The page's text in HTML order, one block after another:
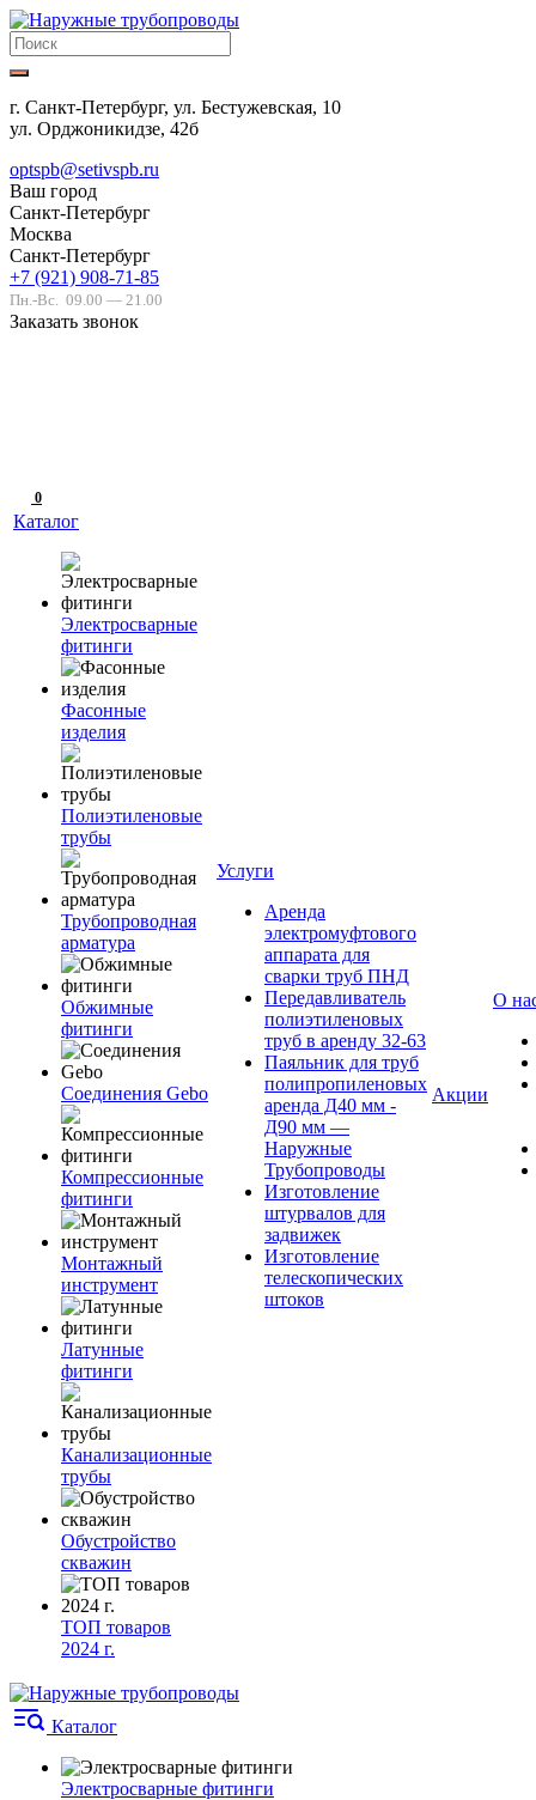
г. Санкт-Петербург, ул. Бестужевская, 10
ул. Орджоникидзе, 42б
optspb@setivspb.ru
Ваш город
Санкт-Петербург
Москва
Санкт-Петербург
+7 (921) 908-71-85
Пн.-Вс. 09.00 — 21.00
Заказать звонок
0
Каталог
Электросварные
фитинги
Фасонные
изделия
Полиэтиленовые
трубы
Трубопроводная
арматура
Обжимные
фитинги
Соединения Gebo
Компрессионные
фитинги
Монтажный
инструмент
Латунные
фитинги
Канализационные
трубы
Обустройство
скважин
ТОП товаров
2024 г.
Услуги
Аренда
электромуфтового
аппарата для
сварки труб ПНД
Передавливатель
полиэтиленовых
труб в аренду 32-63
Паяльник для труб
полипропиленовых
аренда Д40 мм -
Д90 мм —
Наружные
Трубопроводы
Изготовление
штурвалов для
задвижек
Изготовление
телескопических
штоков
Акции
О
Каталог
Электросварные фитинги